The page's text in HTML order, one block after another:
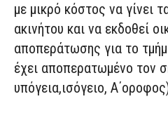
με μικρό κόστος να γίνει
ακινήτου και να εκδοθεί
αποπεράτωσης για το
έχει αποπερατωμένο τον
υπόγεια,ισόγειο,